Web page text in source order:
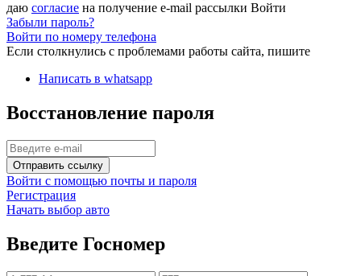
даю согласие на получение e-mail рассылки Войти
Забыли пароль?
Войти по номеру телефона
Если столкнулись с проблемами работы сайта, пишите
Написать в whatsapp
Восстановление пароля
Отправить ссылку
Войти с помощью почты и пароля
Регистрация
Начать выбор авто
Введите Госномер